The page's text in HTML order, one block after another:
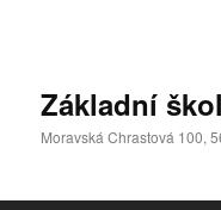
Základní
Moravská Chrastová 100,